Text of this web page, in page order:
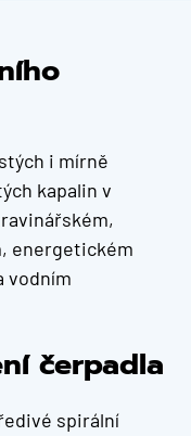
i mírně
kapalin v
energetickém
vodním
čerpadla
spirální